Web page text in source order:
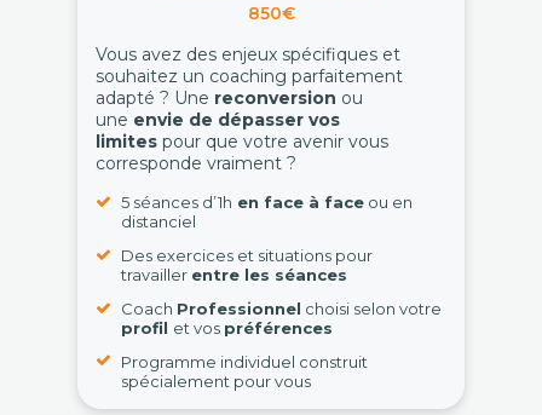
850€
Vous avez des enjeux spécifiques et
souhaitez un coaching parfaitement
adapté ? Une reconversion ou
une envie de dépasser vos
limites pour que votre avenir vous
corresponde vraiment ?
5 séances d’1h en face à face ou en
distanciel
Des exercices et situations pour
travailler entre les séances
Coach Professionnel choisi selon votre
profil et vos préférences
Programme individuel construit
spécialement pour vous